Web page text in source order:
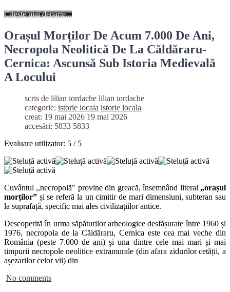
Citește mai departe...
Orașul Morților De Acum 7.000 De Ani,
Necropola Neolitică De La Căldăraru-
Cernica: Ascunsă Sub Istoria Medievală
A Locului
scris de lilian iordache lilian iordache
categorie: istorie locala istorie locala
creat: 19 mai 2026 19 mai 2026
accesări: 5833 5833
Evaluare utilizator: 5 / 5
Cuvântul ,,necropolă" provine din greacă, însemnând literal „orașul
morților” și se referă la un cimitir de mari dimensiuni, subteran sau
la suprafață, specific mai ales civilizațiilor antice.
Descoperită în urma săpăturilor arheologice desfășurate între 1960 și
1976, necropola de la Căldăraru, Cernica este cea mai veche din
România (peste 7.000 de ani) și una dintre cele mai mari și mai
timpurii necropole neolitice extramurale (din afara zidurilor cetății, a
așezarilor celor vii) din
No comments